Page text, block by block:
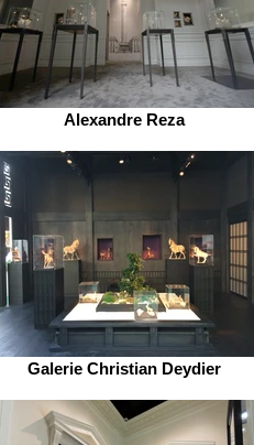
Alexandre Reza
Galerie Christian Deydier